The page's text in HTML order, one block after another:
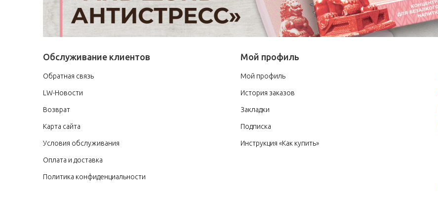
Обслуживание клиентов
Обратная связь
LW-Новости
Возврат
Карта сайта
Условия обслуживания
Оплата и доставка
Политика конфиденциальности
Мой профиль
Мой профиль
История заказов
Закладки
Подписка
Инструкция «Как купить»